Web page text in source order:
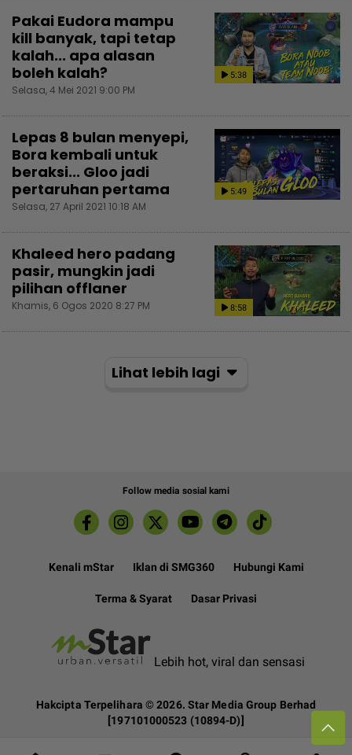
5:38
Pakai Eudora mampu
kill banyak, tapi tetap
kalah... apa alasan
boleh kalah?
Selasa, 4 Mei 2021 9:00 PM
5:49
Lepas 8 bulan menyepi,
Bora kembali untuk
beraksi... Gloo jadi
pertaruhan pertama
Selasa, 27 April 2021 10:18 AM
8:58
Khaleed hero padang
pasir, mungkin jadi
pilihan offlaner
Khamis, 6 Ogos 2020 8:27 PM
Lihat lebih lagi
Follow media sosial kami
Kenali mStar Iklan di SMG360 Hubungi Kami
Terma & Syarat Dasar Privasi
Lebih hot, viral dan sensasi
Hakcipta Terpelihara ©2026. Star Media Group Berhad
[197101000523 (10894-D)]